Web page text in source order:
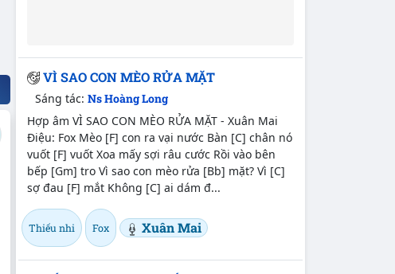
VÌ SAO CON MÈO RỬA MẶT
Sáng tác:Ns Hoàng Long
Hợp âm VÌ SAO CON MÈO RỬA MẶT - Xuân Mai
Điệu: Fox Mèo [F] con ra vại nước Bàn [C] chân nó
vuốt [F] vuốt Xoa mấy sợi râu cước Rồi vào bên
bếp [Gm] tro Vì sao con mèo rửa [Bb] mặt? Vì [C]
sợ đau [F] mắt Không [C] ai dám đ...
Thiếu nhi Fox Xuân Mai